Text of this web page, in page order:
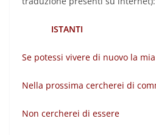
ISTANTI
Se potessi vivere di nuovo la
Nella prossima cercherei di
Non cercherei di essere